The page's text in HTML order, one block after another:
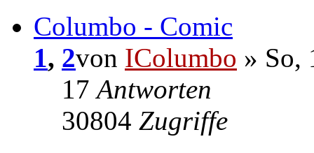
Columbo - Comic
1, 2von IColumbo » So,
17Antworten
30804 Zugriffe